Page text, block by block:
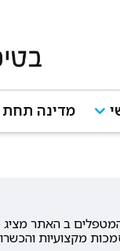
מדינה
ב האתר מציג
מקצועיות